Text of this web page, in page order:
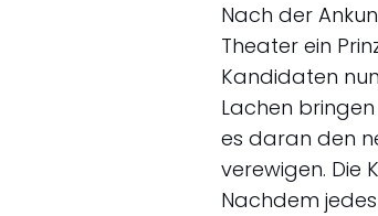
Nach der
Theater ein
Kandidaten
Lachen
es daran den
verewigen. Die
Nachdem